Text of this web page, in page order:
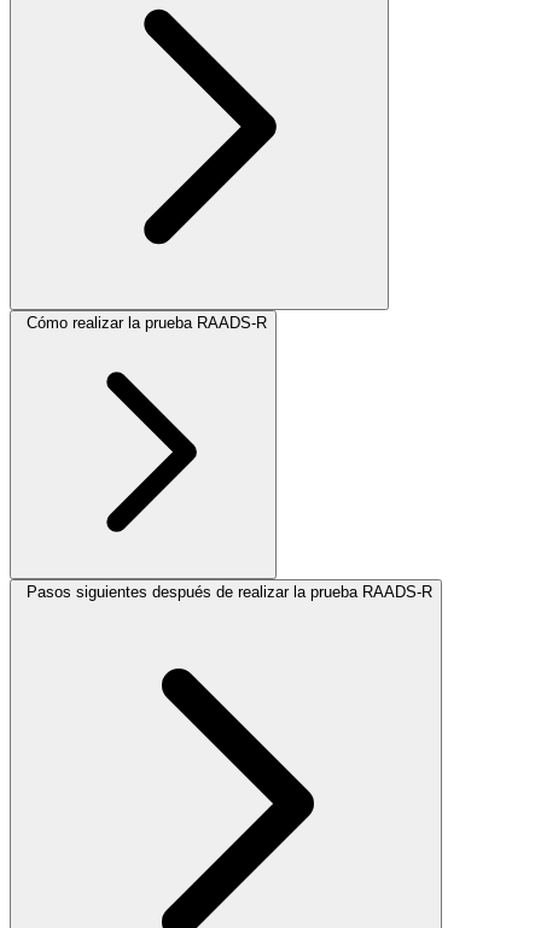
Cómo realizar la prueba RAADS-R
Pasos siguientes después de realizar la prueba RAADS-R